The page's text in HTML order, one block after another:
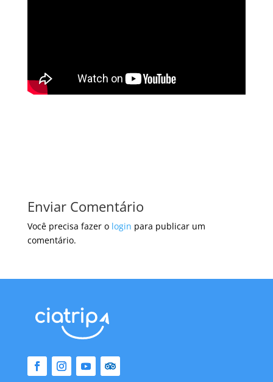
Enviar Comentário
Você precisa fazer o login para publicar um
comentário.